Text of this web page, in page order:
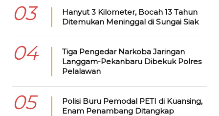
03
Hanyut 3 Kilometer, Bocah 13 Tahun
Ditemukan Meninggal di Sungai Siak
04
Tiga Pengedar Narkoba Jaringan
Langgam-Pekanbaru Dibekuk Polres
Pelalawan
05
Polisi Buru Pemodal PETI di Kuansing,
Enam Penambang Ditangkap